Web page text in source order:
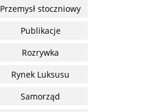
Przemysł stoczniowy
Publikacje
Rozrywka
Rynek Luksusu
Samorząd